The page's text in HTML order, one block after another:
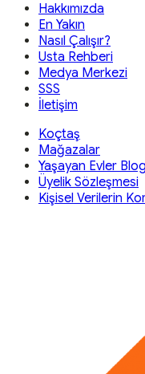
Hakkımızda
En Yakın
Nasıl Çalışır?
Usta Rehberi
Medya Merkezi
SSS
İletişim
Koçtaş
Mağazalar
Yaşayan Evler Blog
Üyelik Sözleşmesi
Kişisel Verilerin